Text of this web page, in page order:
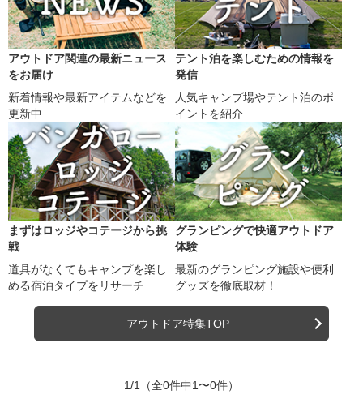
アウトドア関連の最新ニュース
をお届け
新着情報や最新アイテムなどを
更新中
テント泊を楽しむための情報を
発信
人気キャンプ場やテント泊のポ
イントを紹介
まずはロッジやコテージから挑
戦
道具がなくてもキャンプを楽し
める宿泊タイプをリサーチ
グランピングで快適アウトドア
体験
最新のグランピング施設や便利
グッズを徹底取材！
アウトドア特集TOP
1/1 （全0件中1〜0件）